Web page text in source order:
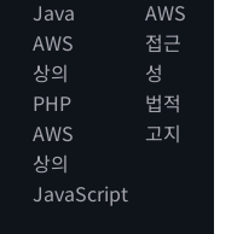
Java
AWS
상의
PHP
AWS
상의
JavaScript
AWS
접근
성
법적
고지